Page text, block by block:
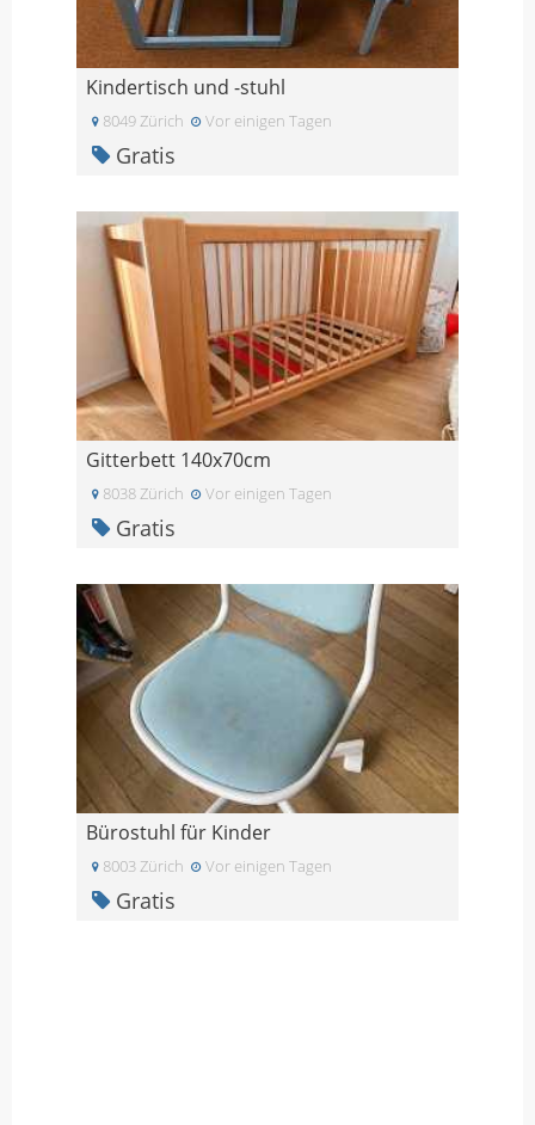
Kindertisch und -stuhl
8049 Zürich Vor einigen Tagen
Gratis
Gitterbett 140x70cm
8038 Zürich Vor einigen Tagen
Gratis
Bürostuhl für Kinder
8003 Zürich Vor einigen Tagen
Gratis